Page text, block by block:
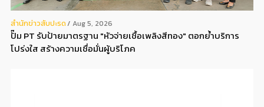
สํานักข่าวสับปะรด Aug 5, 2026
ปั๊ม PT รับป้ายมาตรฐาน "หัวจ่ายเชื้อเพลิงสีทอง" ตอกย้ำบริการ
โปร่งใส สร้างความเชื่อมั่นผู้บริโภค